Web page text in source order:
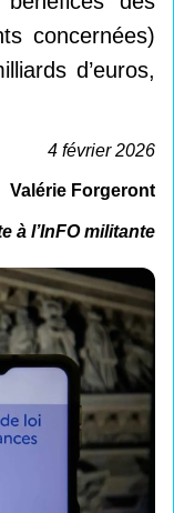
concernées)
d’euros,
4 février 2026
Valérie Forgeront
à l’InFO militante